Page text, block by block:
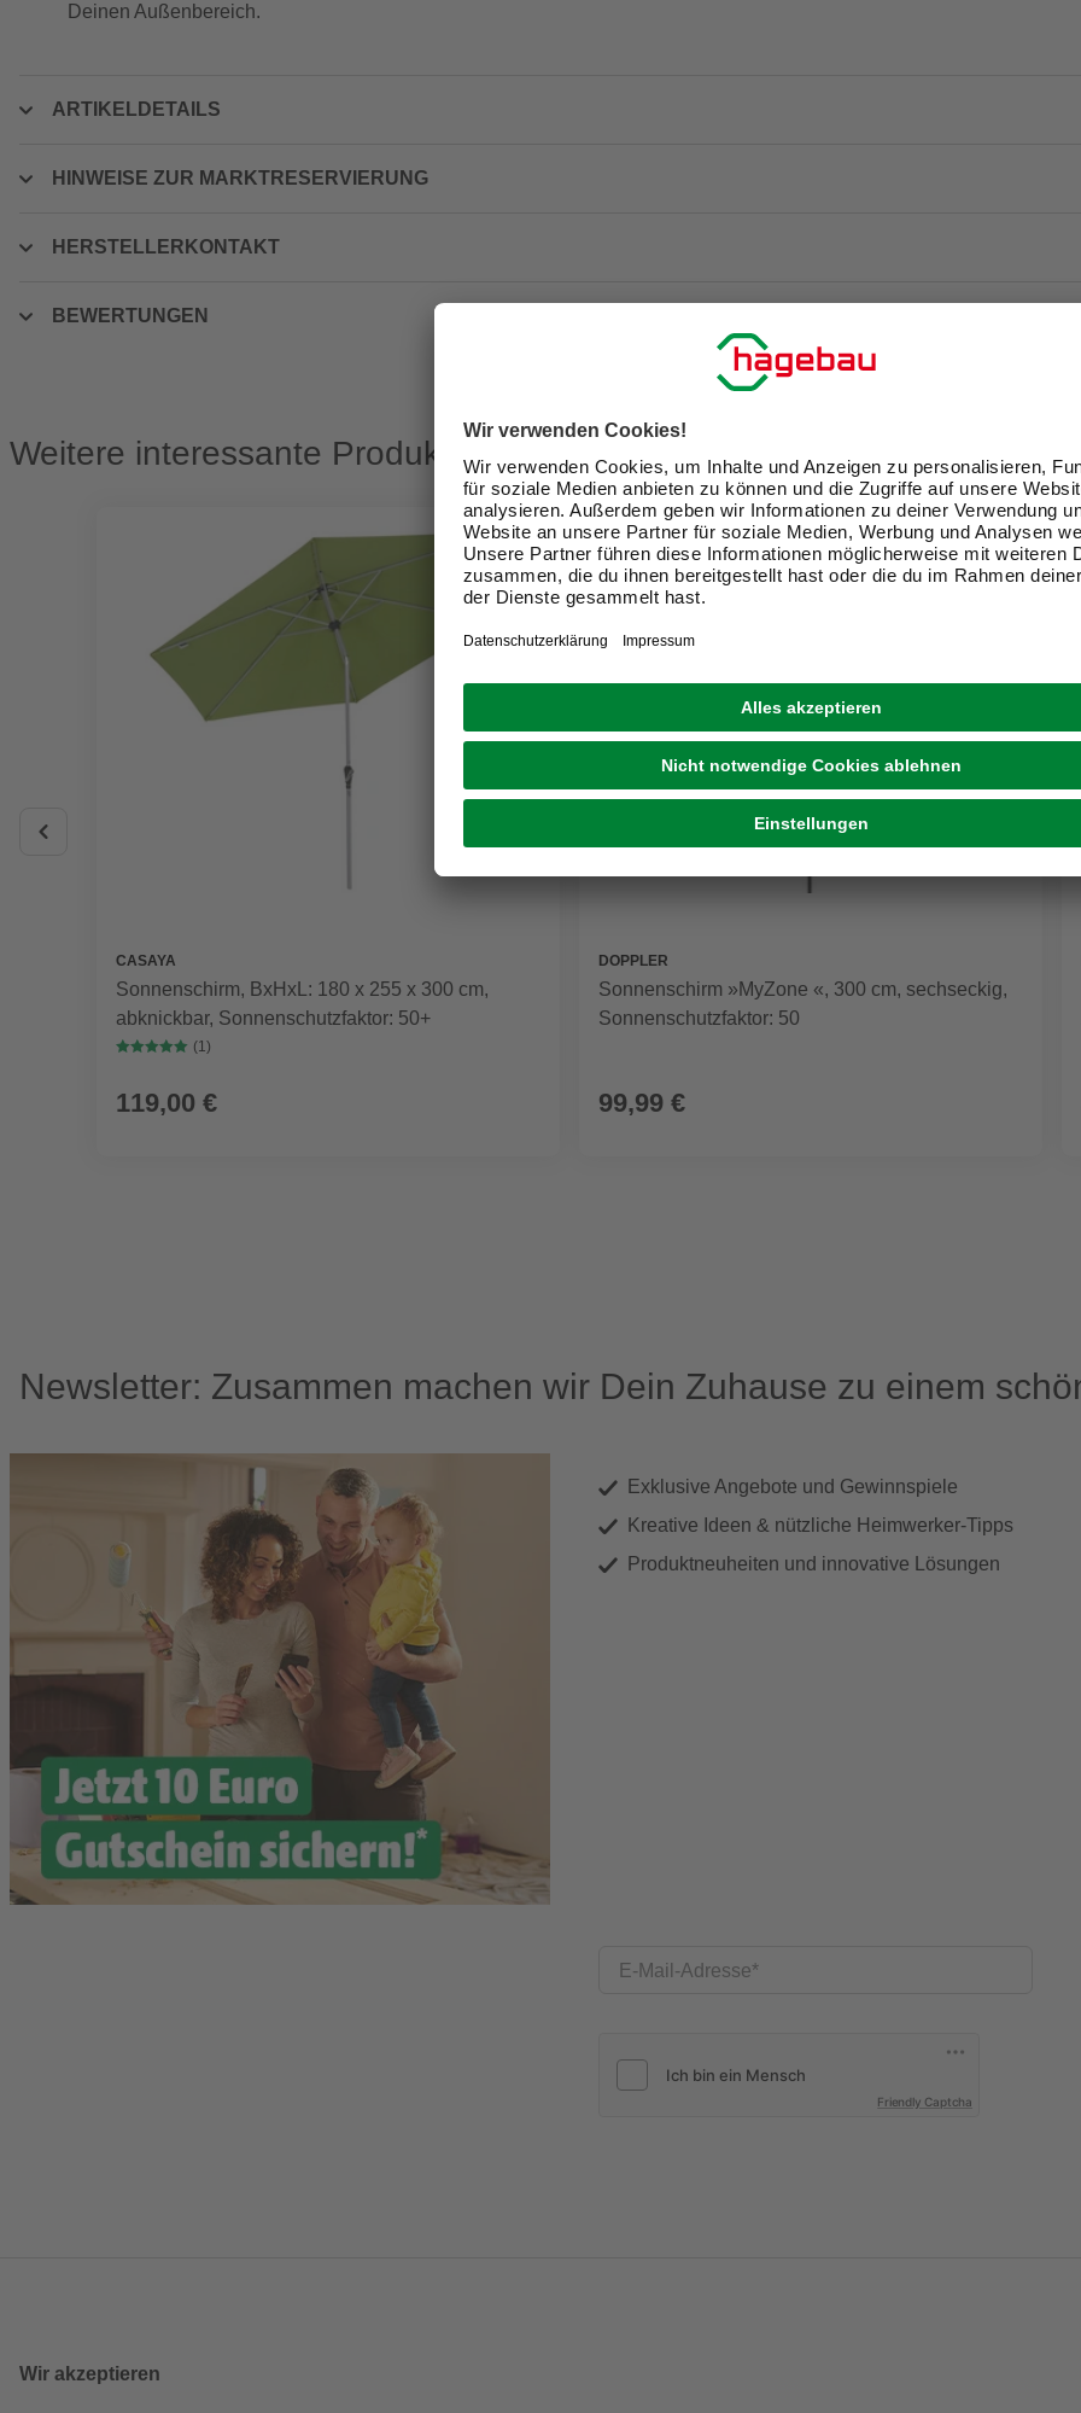
Deinen Außenbereich.
ARTIKELDETAILS
HINWEISE ZUR MARKTRESERVIERUNG
HERSTELLERKONTAKT
BEWERTUNGEN
Weitere interessante Produkte
CASAYA
Sonnenschirm, BxHxL: 180 x 255 x 300 cm,
abknickbar, Sonnenschutzfaktor: 50+
(1)
119,00 €
DOPPLER
Sonnenschirm »MyZone «, 300 cm, sechseckig,
Sonnenschutzfaktor: 50
99,99 €
Newsletter: Zusammen machen wir Dein Zuhause zu einem
Exklusive Angebote und Gewinnspiele
Kreative Ideen & nützliche Heimwerker-Tipps
Produktneuheiten und innovative Lösungen
E-Mail-Adresse
Friendly Captcha
Wir akzeptieren